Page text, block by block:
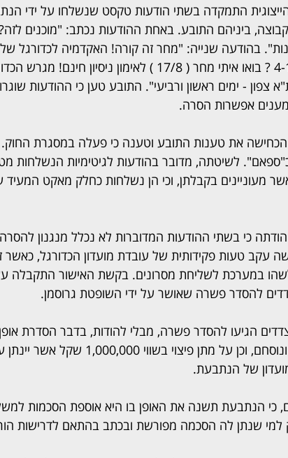
התמקדה בשתי הודעות טקסט שנשלחו על ידי
בהודעה שנייה: "מחר זה קורה! האקדמיה לכדורגל
בגילאי 4-15 ? בואו איתי מחר ( 17/8 ) לאימון
צפון - ימים ראשון ורביעי". התובע טען כי ההודעות
אפשרות הסרה.
את טענות התובע וטענה כי פעלה במסגרת החוק.
לשיטתה, מדובר בהודעות לגיטימיות הנשלחות
מעוניינים בקבלתן, וכי הן נשלחות כחלק מאקט
כי בשתי ההודעות המדוברות לא נכלל מנגנון
עקב טעות פקידותית של עובדת מועדון הכדורגל,
להסדר פשרה שאושר על ידי השופטת גרוסמן.
הגיעו להסדר פשרה, מבלי להודות, בדבר הסדרת
הנתבעת ונוסחם, וכן על מתן
של הנתבעת.
כי הנתבעת תשנה את האופן בו היא אוספת הסכמות
למי שנתן לה הסכמה מפורשת ובכתב בהתאם לדרישות